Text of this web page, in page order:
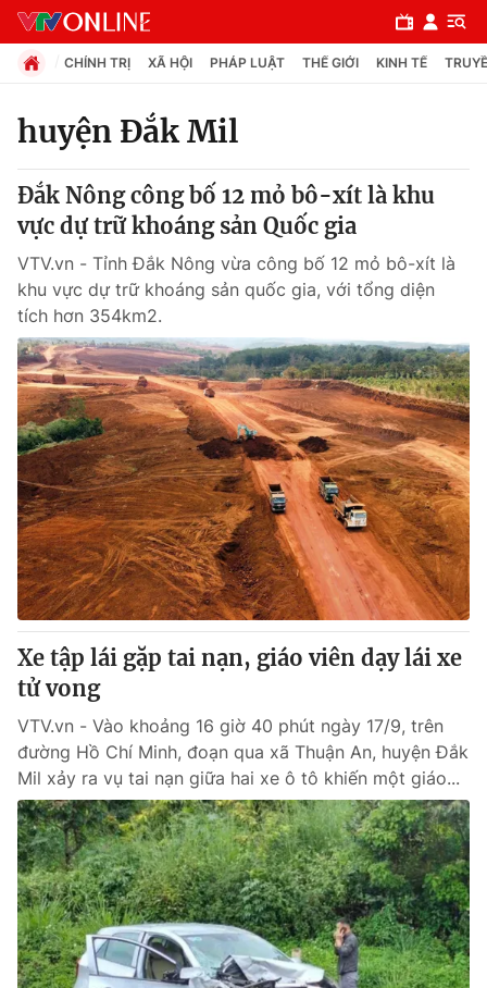
Chuyên mục
Chính trị
Xã hội
Pháp luật
Y tế
Thế giới
Tin tức
Thế giới đó đây
Câu chuyện quốc tế
Kinh tế
Tài chính
Thị trường
Góc doanh nghiệp
Dữ liệu và đời sống
Truyền hình
Phim VTV
Hậu trường
Nhân vật
Khán giả
Giải sao mai
Giải trí
Điện ảnh
Âm nhạc
Sao
Đời sống
Du lịch
Làm đẹp
Chất lượng cuộc sống
Giáo dục
Tuyển sinh
Học trực tuyến
Công nghệ
Hitech Công nghệ tương lai
Giao lưu trực tuyến
CHÍNH TRỊ XÃ HỘI PHÁP LUẬT THẾ GIỚI KINH TẾ
huyện Đắk Mil
Đắk Nông công bố 12 mỏ bô-xít là khu
vực dự trữ khoáng sản Quốc gia
VTV.vn - Tỉnh Đắk Nông vừa công bố 12 mỏ bô-xít là
khu vực dự trữ khoáng sản quốc gia, với tổng diện
tích hơn 354km2.
Xe tập lái gặp tai nạn, giáo viên dạy lái xe
tử vong
VTV.vn - Vào khoảng 16 giờ 40 phút ngày 17/9, trên
đường Hồ Chí Minh, đoạn qua xã Thuận An, huyện Đắk
Mil xảy ra vụ tai nạn giữa hai xe ô tô khiến một giáo...